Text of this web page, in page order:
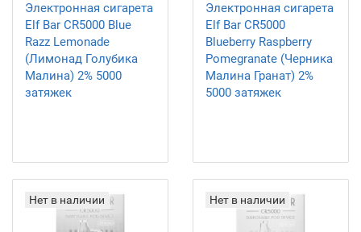
Электронная сигарета
Elf Bar CR5000 Blue
Razz Lemonade
(Лимонад Голубика
Малина) 2% 5000
затяжек
Электронная сигарета
Elf Bar CR5000
Blueberry Raspberry
Pomegranate (Черника
Малина Гранат) 2%
5000 затяжек
Нет в наличии Нет в наличии